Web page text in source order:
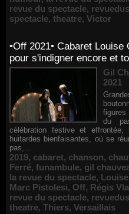
revue du spectacle,
spectacle, theatre, Victor
•Off 2021• Cabaret
pour s'indigner encore et
Gil
2021
figures
du
célébration festive et
huitardes bienfaisantes, où se
pas,...
2019, cabaret, chanson,
Ferré, funambule, gil
la revue du spectacle,
Marc Pistolesi, Off, Régis
revue du spectacle,
theatre, Thiers, Versaillais